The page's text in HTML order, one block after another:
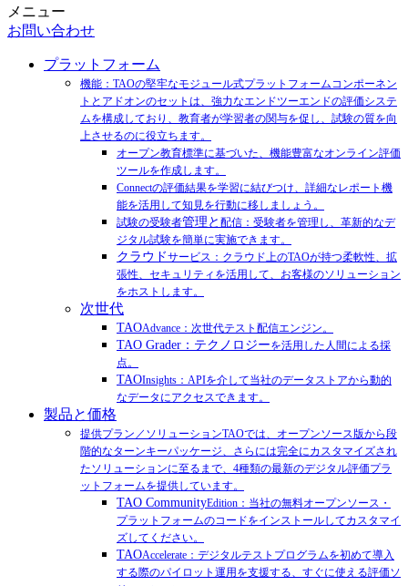
メニュー
お問い合わせ
プラットフォーム
機能：TAOの堅牢なモジュール式プラットフォームコンポーネン
トとアドオンのセットは、強力なエンドツーエンドの評価システ
ムを構成しており、教育者が学習者の関与を促し、試験の質を向
上させるのに役立ちます。
オープン教育標準に基づいた、機能豊富なオンライン評価
ツールを作成します。
Connectの評価結果を学習に結びつけ、詳細なレポート機
能を活用して知見を行動に移しましょう。
試験の受験者管理と 配信：受験者を管理し、革新的なデ
ジタル試験を簡単に実施できます。
クラウドサービス：クラウド上のTAOが持つ柔軟性、拡
張性、セキュリティを活用して、お客様のソリューション
をホストします。
次世代
TAOAdvance：次世代テスト配信エンジン。
TAO Grader：テクノロジーを活用した人間による採
点。
TAOInsights：APIを介して当社のデータストアから動的
なデータにアクセスできます。
製品と価格
提供プラン／ソリューションTAOでは、オープンソース版から段
階的なターンキーパッケージ、さらには完全にカスタマイズされ
たソリューションに至るまで、4種類の最新のデジタル評価プラ
ットフォームを提供しています。
TAO CommunityEdition：当社の無料オープンソース・
プラットフォームのコードをインストールしてカスタマイ
ズしてください。
TAOAccelerate：デジタルテストプログラムを初めて導入
する際のパイロット運用を支援する、すぐに使える評価ソ